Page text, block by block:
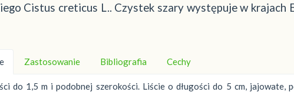
Cistus creticus L.. Czystek szary występuje w krajach
Zastosowanie Bibliografia Cechy
do 1,5 m i podobnej szerokości. Liście o długości do 5 cm, jajowate,